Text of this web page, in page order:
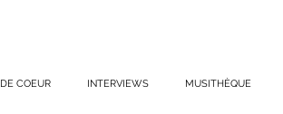
COEUR INTERVIEWS MUSITHÈQUE